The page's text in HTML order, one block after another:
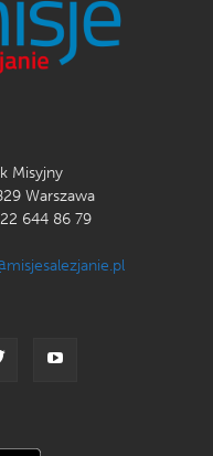
Misyjny
Warszawa
644 86 79